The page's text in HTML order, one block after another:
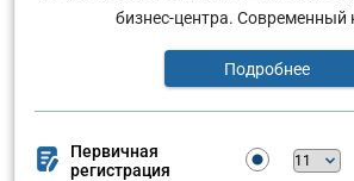
бизнес-центра. Современный
Подробнее
Первичная
регистрация